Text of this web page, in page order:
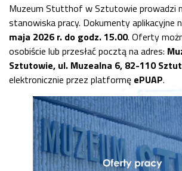
Muzeum Stutthof w Sztutowie prowadzi
stanowiska pracy. Dokumenty aplikacyjne
maja 2026 r. do godz. 15.00. Oferty
osobiście lub przesłać pocztą na adres:
Sztutowie, ul. Muzealna 6, 82-110
elektronicznie przez platformę ePUAP.